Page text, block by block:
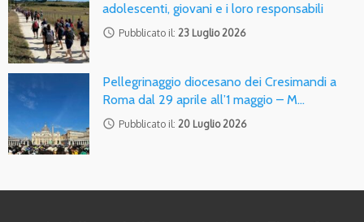
adolescenti, giovani e i loro responsabili
access_time Pubblicato il: 23 Luglio 2026
Pellegrinaggio diocesano dei Cresimandi a
Roma dal 29 aprile all’1 maggio – M…
access_time Pubblicato il: 20 Luglio 2026